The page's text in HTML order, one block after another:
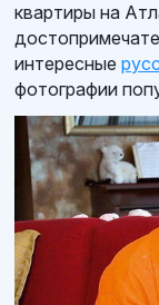
квартиры на
интересные
фотографии